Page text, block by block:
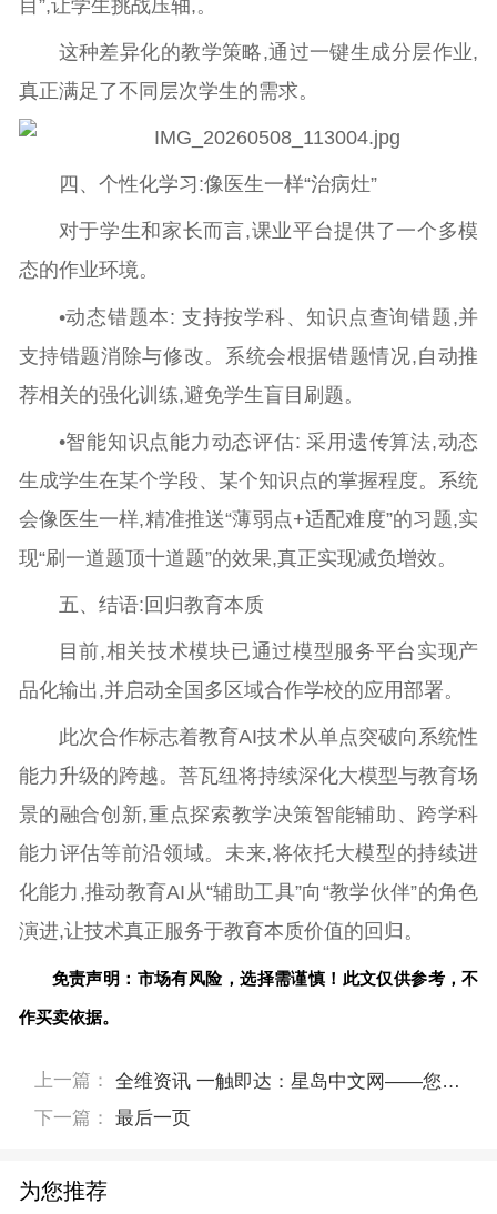
目”,让学生挑战压轴,。
这种差异化的教学策略,通过一键生成分层作业,
真正满足了不同层次学生的需求。
四、个性化学习:像医生一样“治病灶”
对于学生和家长而言,课业平台提供了一个多模
态的作业环境。
•动态错题本: 支持按学科、知识点查询错题,并
支持错题消除与修改。系统会根据错题情况,自动推
荐相关的强化训练,避免学生盲目刷题。
•智能知识点能力动态评估: 采用遗传算法,动态
生成学生在某个学段、某个知识点的掌握程度。系统
会像医生一样,精准推送“薄弱点+适配难度”的习题,实
现“刷一道题顶十道题”的效果,真正实现减负增效。
五、结语:回归教育本质
目前,相关技术模块已通过模型服务平台实现产
品化输出,并启动全国多区域合作学校的应用部署。
此次合作标志着教育AI技术从单点突破向系统性
能力升级的跨越。菩瓦纽将持续深化大模型与教育场
景的融合创新,重点探索教学决策智能辅助、跨学科
能力评估等前沿领域。未来,将依托大模型的持续进
化能力,推动教育AI从“辅助工具”向“教学伙伴”的角色
演进,让技术真正服务于教育本质价值的回归。
免责声明：市场有风险，选择需谨慎！此文仅供参考，不
作买卖依据。
上一篇：
全维资讯 一触即达：星岛中文网——您的全天候全球资讯枢纽
下一篇：
最后一页
为您推荐